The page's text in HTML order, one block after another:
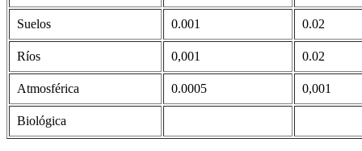
Suelos 0.001 0.02
Ríos 0,001 0.02
Atmosférica 0.0005 0,001
Biológica